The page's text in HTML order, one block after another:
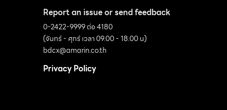
ประกวดออกแบบสวนสวย ภายใต้แนวคิด “สวน
สวยไม่ต้องซ่อน” โชว์ไอเดียที่สวนและถังเก็บน้ำให้
สามารถอยู่ร่วมกันได้อย่างลงตัว เพื่อจุดประกาย
ความคิดและสร้างสรรค์แรงบันดาลใจให้ผู้ร่วมชม
งานได้นำกลับไปประยุกต์ใช้ โจทย์หลักของการ
Report an issue or send feedback
0-2422-9999 ต่อ 4180
(จันทร์ - ศุกร์ เวลา 09.00 - 18.00 น)
bdcx@amarin.co.th
Privacy Policy